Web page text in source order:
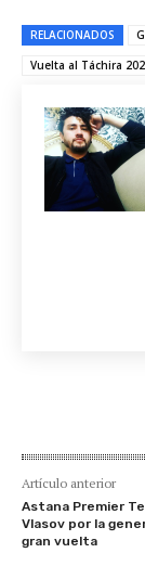
RELACIONADOS
Vuelta al Táchira
Artículo anterior
Astana Premier
Vlasov por la
gran vuelta